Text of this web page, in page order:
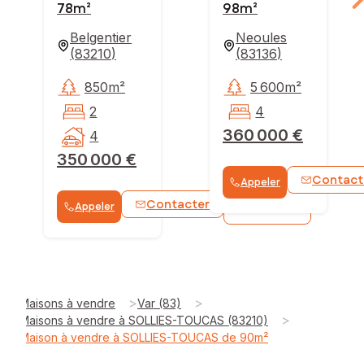
78m²
Belgentier
(83210)
350 000 €
850m²
2
4
Appeler Contacter
98m²
Neoules
(83136)
360 000 €
5 600m²
4
Appeler
Maisons à vendre >Var (83) >
Maisons à vendre à SOLLIES-TOUCAS (83210) >
Maison à vendre à SOLLIES-TOUCAS de 90m²